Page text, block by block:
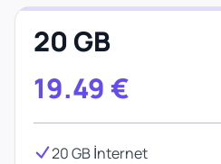
20 GB
19.49 €
20 GB İnternet